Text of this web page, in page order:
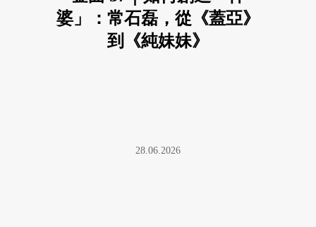
婆」：常石磊，從《蓋亞》
到《純妹妹》
28.06.2026